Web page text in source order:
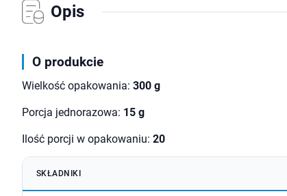
Opis
O produkcie
Wielkość opakowania: 300 g
Porcja jednorazowa: 15 g
Ilość porcji w opakowaniu: 20
SKŁADNIKI